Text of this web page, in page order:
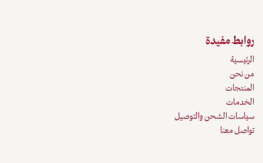
روابط مفيدة
الرئيسية
من نحن
المنتجات
الخدمات
سياسات الشحن والتوصيل
تواصل معنا